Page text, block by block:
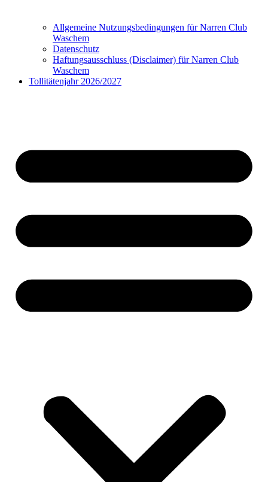
Allgemeine Nutzungsbedingungen für Narren Club
Waschem
Datenschutz
Haftungsausschluss (Disclaimer) für Narren Club
Waschem
Tollitätenjahr 2026/2027